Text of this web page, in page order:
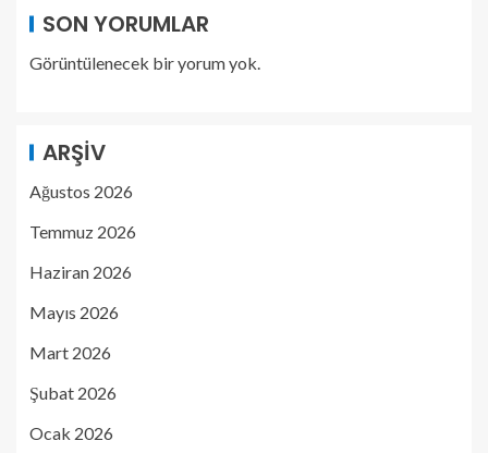
SON YORUMLAR
Görüntülenecek bir yorum yok.
ARŞIV
Ağustos 2026
Temmuz 2026
Haziran 2026
Mayıs 2026
Mart 2026
Şubat 2026
Ocak 2026